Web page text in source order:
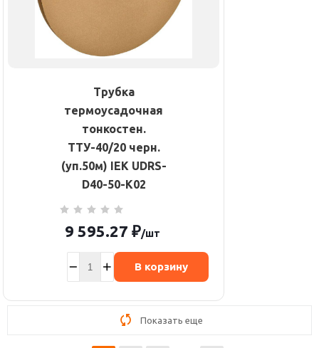
Трубка
термоусадочная
тонкостен.
ТТУ-40/20 черн.
(уп.50м) IEK UDRS-
D40-50-K02
9 595.27 ₽/шт
В корзину
Показать еще